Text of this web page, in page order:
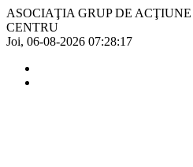
ASOCIAŢIA GRUP DE
CENTRU
Joi, 06-08-2026 07:28:17